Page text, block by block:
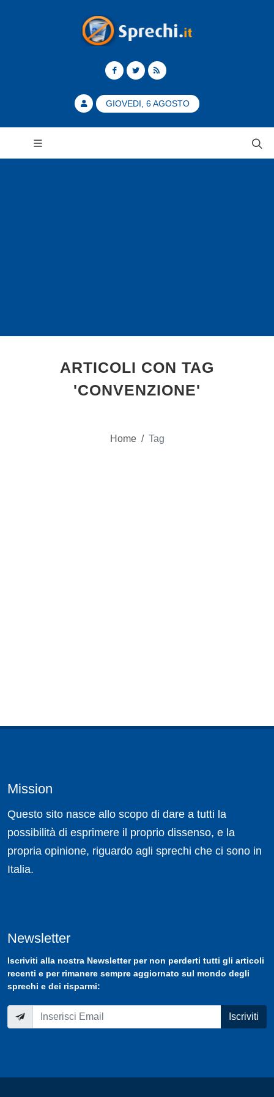
GIOVEDI, 6 AGOSTO
ARTICOLI CON TAG
'CONVENZIONE'
Home / Tag
Mission
Questo sito nasce allo scopo di dare a tutti la
possibilità di esprimere il proprio dissenso, e la
propria opinione, riguardo agli sprechi che ci sono in
Italia.
Newsletter
Iscriviti alla nostra Newsletterper non perderti tutti gli articoli
recenti e per rimanere sempre aggiornato sul mondo degli
sprechi e dei risparmi:
Iscriviti